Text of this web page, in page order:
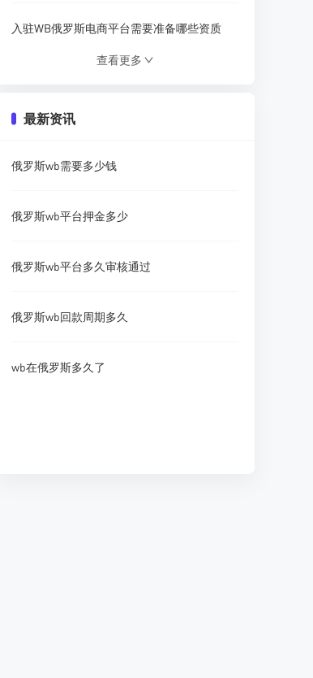
入驻WB俄罗斯电商平台需要准备哪些资质
野莓WB俄罗斯电商平台到底是什么平台
查看更多
最新资讯
俄罗斯wb需要多少钱
俄罗斯wb平台押金多少
俄罗斯wb平台多久审核通过
俄罗斯wb回款周期多久
wb在俄罗斯多久了